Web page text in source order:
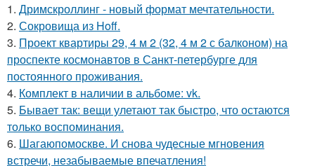
1. Дримскроллинг - новый формат мечтательности.
2. Сокровища из Hoff.
3. Проект квартиры 29, 4 м 2 (32, 4 м 2 с балконом) на
проспекте космонавтов в Санкт-петербурге для
постоянного проживания.
4. Комплект в наличии в альбоме: vk.
5. Бывает так: вещи улетают так быстро, что остаются
только воспоминания.
6. Шагаюпомоскве. И снова чудесные мгновения
встречи, незабываемые впечатления!